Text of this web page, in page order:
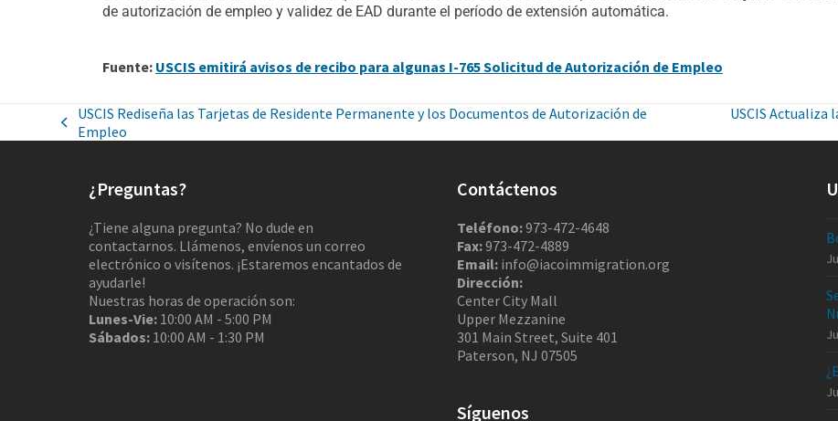
de autorización de empleo y validez de EAD durante el período de extensión automática.
Fuente: USCIS emitirá avisos de recibo para algunas I-765 Solicitud de Autorización de Empleo
USCIS Rediseña las Tarjetas de Residente Permanente y los Documentos de Autorización de
Empleo
USCIS Actualiza
¿Preguntas?
¿Tiene alguna pregunta? No dude en
contactarnos. Llámenos, envíenos un correo
electrónico o visítenos. ¡Estaremos encantados de
ayudarle!
Nuestras horas de operación son:
Lunes-Vie: 10:00 AM - 5:00 PM
Sábados: 10:00 AM - 1:30 PM
Contáctenos
Teléfono:973-472-4648
Fax:973-472-4889
Email: info@iacoimmigration.org
Dirección:
Center City Mall
Upper Mezzanine
301 Main Street, Suite 401
Paterson, NJ 07505
Síguenos